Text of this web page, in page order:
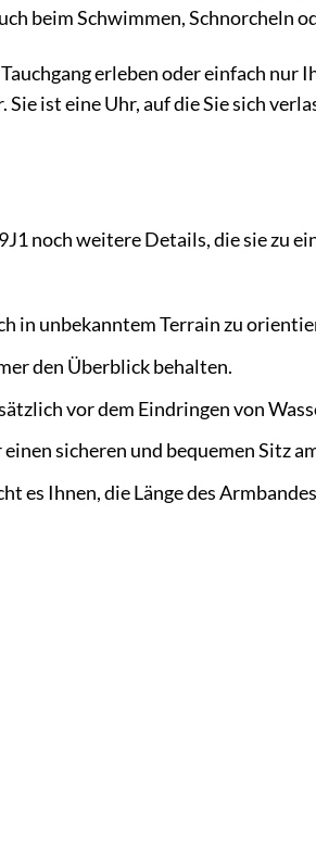
beim Schwimmen, Schnorcheln
erleben oder einfach nur
ist eine Uhr, auf die Sie sich
noch weitere Details, die sie zu
in unbekanntem Terrain zu
den Überblick behalten.
vor dem Eindringen von
sicheren und bequemen Sitz
es Ihnen, die Länge des